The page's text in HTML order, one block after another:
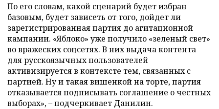
По его словам, какой сценарий будет избран
базовым, будет зависеть от того, дойдет ли
зарегистрированная партия до агитационной
кампании. «Яблоко» уже получило «зеленый свет»
во вражеских соцсетях. В них выдача контента
для русскоязычных пользователей
активизируется в контексте тем, связанных с
партией. Ну и такая вишенкой на торте, партия
отказывается подписывать соглашение о честных
выборах», – подчеркивает Данилин.